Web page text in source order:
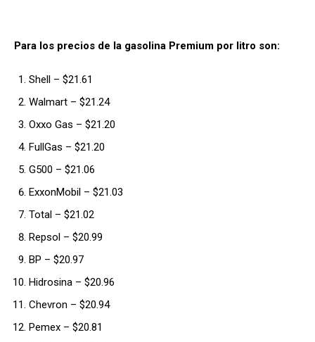
Para los precios de la gasolina Premium por litro son:
Shell – $21.61
Walmart – $21.24
Oxxo Gas – $21.20
FullGas – $21.20
G500 – $21.06
ExxonMobil – $21.03
Total – $21.02
Repsol – $20.99
BP – $20.97
Hidrosina – $20.96
Chevron – $20.94
Pemex – $20.81